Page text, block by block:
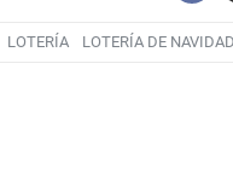
LOTERÍA LOTERÍA DE NAVIDAD